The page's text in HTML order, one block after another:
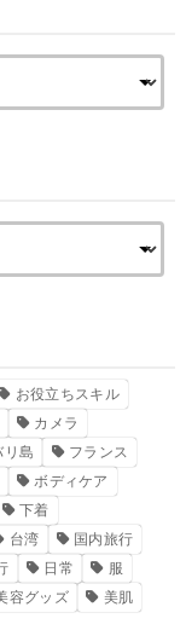
お役立ちスキル
カメラ
リ島
フランス
ボディケア
下着
台湾
国内旅行
日常
服
容グッズ
美肌